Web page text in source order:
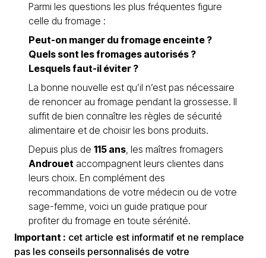
Parmi les questions les plus fréquentes figure
celle du fromage :
Peut-on manger du fromage enceinte ?
Quels sont les fromages autorisés ?
Lesquels faut-il éviter ?
La bonne nouvelle est qu’il n’est pas nécessaire
de renoncer au fromage pendant la grossesse. Il
suffit de bien connaître les règles de sécurité
alimentaire et de choisir les bons produits.
Depuis plus de 115 ans, les maîtres fromagers
Androuet accompagnent leurs clientes dans
leurs choix. En complément des
recommandations de votre médecin ou de votre
sage-femme, voici un guide pratique pour
profiter du fromage en toute sérénité.
Important : cet article est informatif et ne remplace
pas les conseils personnalisés de votre